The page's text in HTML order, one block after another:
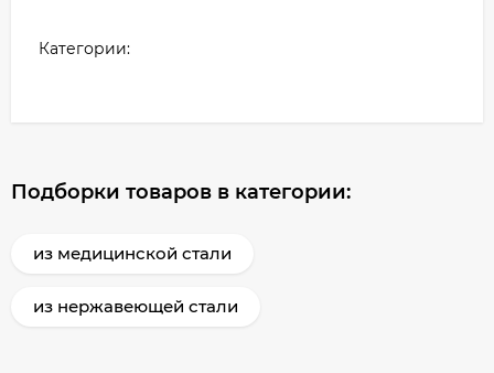
Категории:
Подборки товаров в категории:
из медицинской стали
из нержавеющей стали